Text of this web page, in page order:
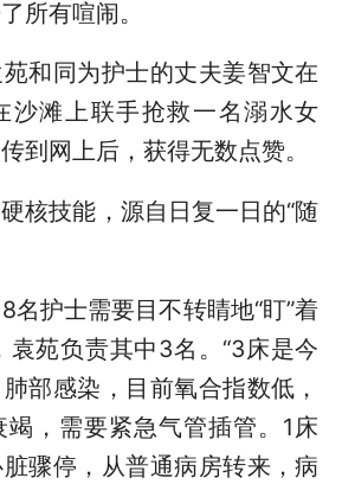
所有喧闹。
同为护士的丈夫姜智文在
沙滩上联手抢救一名溺水女
到网上后，获得无数点赞。
技能，源自日复一日的“随
护士需要目不转睛地“盯”着
袁苑负责其中3名。“3床是今
部感染，目前氧合指数低，
，需要紧急气管插管。1床
骤停，从普通病房转来，病